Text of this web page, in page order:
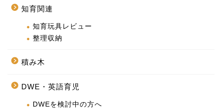
知育関連
知育玩具レビュー
整理収納
積み木
DWE・英語育児
DWEを検討中の方へ